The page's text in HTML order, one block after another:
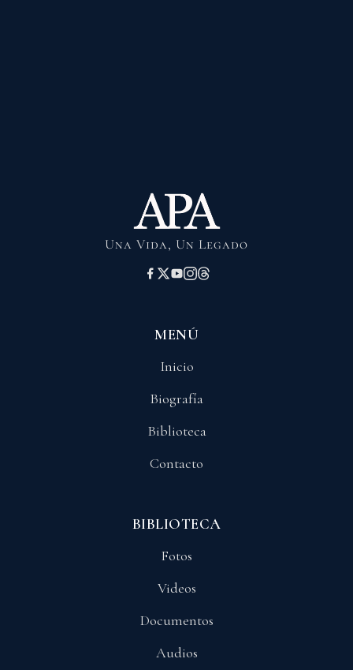
Una Vida, Un Legado
MENÚ
Inicio
Biografía
Biblioteca
Contacto
BIBLIOTECA
Fotos
Videos
Documentos
Audios